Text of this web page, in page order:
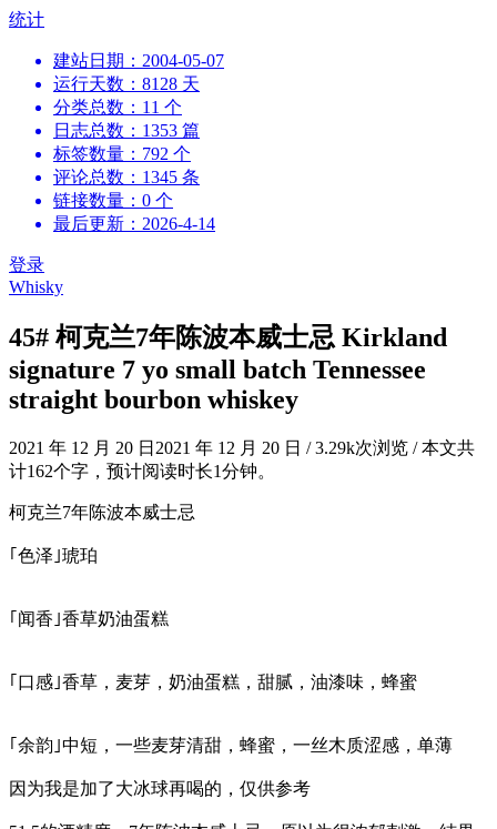
跳
统计
建站日期：2004-05-07
运行天数：8128 天
分类总数：11 个
日志总数：1353 篇
标签数量：792 个
评论总数：1345 条
链接数量：0 个
最后更新：2026-4-14
登录
Whisky
45# 柯克兰7年陈波本威士忌 Kirkland
signature 7 yo small batch Tennessee
straight bourbon whiskey
2021 年 12 月 20 日 2021 年 12 月 20 日 /3.29k次浏览 /本文共
计162个字，预计阅读时长1分钟。
柯克兰7年陈波本威士忌
｢色泽｣琥珀
｢闻香｣香草奶油蛋糕
｢口感｣香草，麦芽，奶油蛋糕，甜腻，油漆味，蜂蜜
｢余韵｣中短，一些麦芽清甜，蜂蜜，一丝木质涩感，单薄
因为我是加了大冰球再喝的，仅供参考